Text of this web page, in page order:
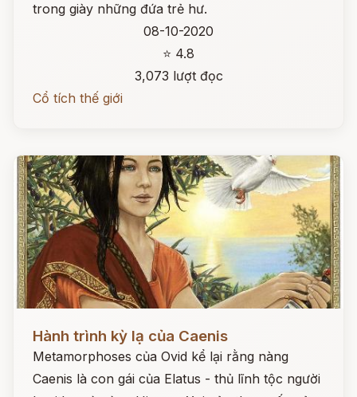
trong giày những đứa trẻ hư.
08-10-2020
⭐ 4.8
3,073 lượt đọc
Cổ tích thế giới
Hành trình kỳ lạ của Caenis
Metamorphoses của Ovid kể lại rằng nàng
Caenis là con gái của Elatus - thủ lĩnh tộc người